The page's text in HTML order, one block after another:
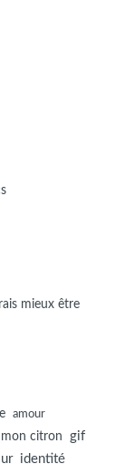
mieux être
amour
citron
gif
identité